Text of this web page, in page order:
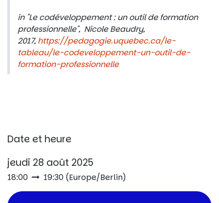
in "Le codéveloppement : un outil de formation
professionnelle", Nicole Beaudry,
2017, https://pedagogie.uquebec.ca/le-
tableau/le-codeveloppement-un-outil-de-
formation-professionnelle
Date et heure
jeudi 28 août 2025
18:00 19:30 (Europe/Berlin)